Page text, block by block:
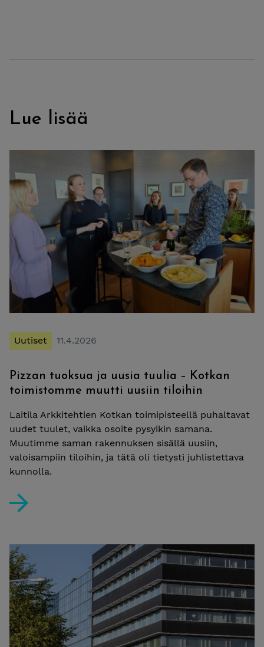
Lue lisää
Uutiset 11.4.2026
Pizzan tuoksua ja uusia tuulia – Kotkan
toimistomme muutti uusiin tiloihin
Laitila Arkkitehtien Kotkan toimipisteellä puhaltavat
uudet tuulet, vaikka osoite pysyikin samana.
Muutimme saman rakennuksen sisällä uusiin,
valoisampiin tiloihin, ja tätä oli tietysti juhlistettava
kunnolla.